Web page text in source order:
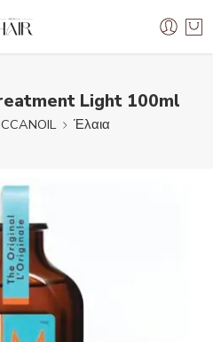
Light 100ml
Έλαια